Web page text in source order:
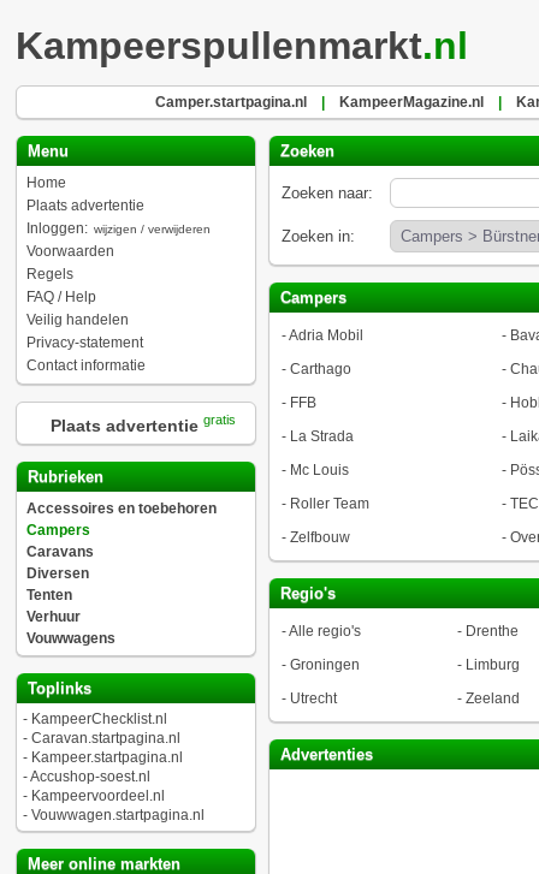
Kampeerspullenmarkt.nl
Camper.startpagina.nl KampeerMagazine.nl
Menu
Home
Plaats advertentie
Inloggen: wijzigen / verwijderen
Voorwaarden
Regels
FAQ / Help
Veilig handelen
Privacy-statement
Contact informatie
Plaats advertentie gratis
Rubrieken
Accessoires en toebehoren
Campers
Caravans
Diversen
Tenten
Verhuur
Vouwwagens
Toplinks
- KampeerChecklist.nl
- Caravan.startpagina.nl
- Kampeer.startpagina.nl
-Accushop-soest.nl
- Kampeervoordeel.nl
- Vouwwagen.startpagina.nl
Meer online markten
Zoeken
Zoeken naar:
Zoeken in:
Campers
-Adria Mobil -
- Carthago -
- FFB -
- La Strada -
- Mc Louis -
- Roller Team - TEC
- Zelfbouw -
Regio's
-Alle regio's - Drenthe
- Groningen - Limburg
- Utrecht - Zeeland
Advertenties